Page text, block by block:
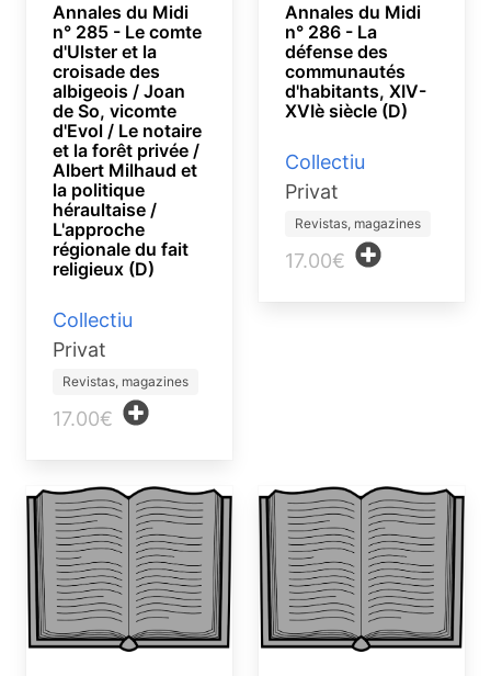
Annales du Midi
n° 285 - Le comte
d'Ulster et la
croisade des
albigeois / Joan
de So, vicomte
d'Evol / Le notaire
et la forêt privée /
Albert Milhaud et
la politique
héraultaise /
L'approche
régionale du fait
religieux (D)
Collectiu
Privat
Revistas, magazines
17.00€
Annales du Midi
n° 286 - La
défense des
communautés
d'habitants, XIV-
XVIè siècle (D)
Collectiu
Privat
Revistas, magazines
17.00€